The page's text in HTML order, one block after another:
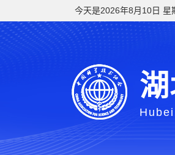
今天是2026年8月10日 星